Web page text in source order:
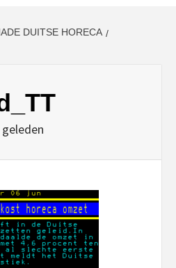
DUITSE HORECA